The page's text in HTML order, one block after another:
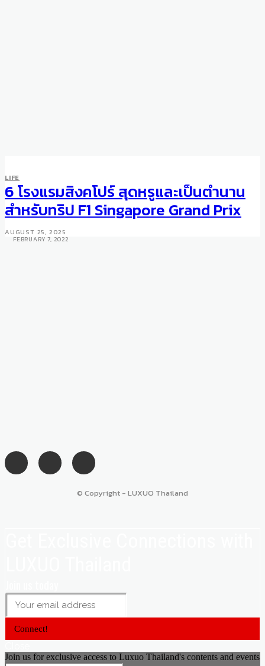
LIFE
Worldtigo Digital Dining is a
Great Move by Banyan Tree
Bangkok
FEBRUARY 7, 2022
LIFE
6 โรงแรมสิงคโปร์ สุดหรูและเป็นตำนาน
สำหรับทริป F1 Singapore Grand Prix
AUGUST 25, 2025
© Copyright - LUXUO Thailand
Connect!
Join us for exclusive access to Luxuo Thailand's contents and events